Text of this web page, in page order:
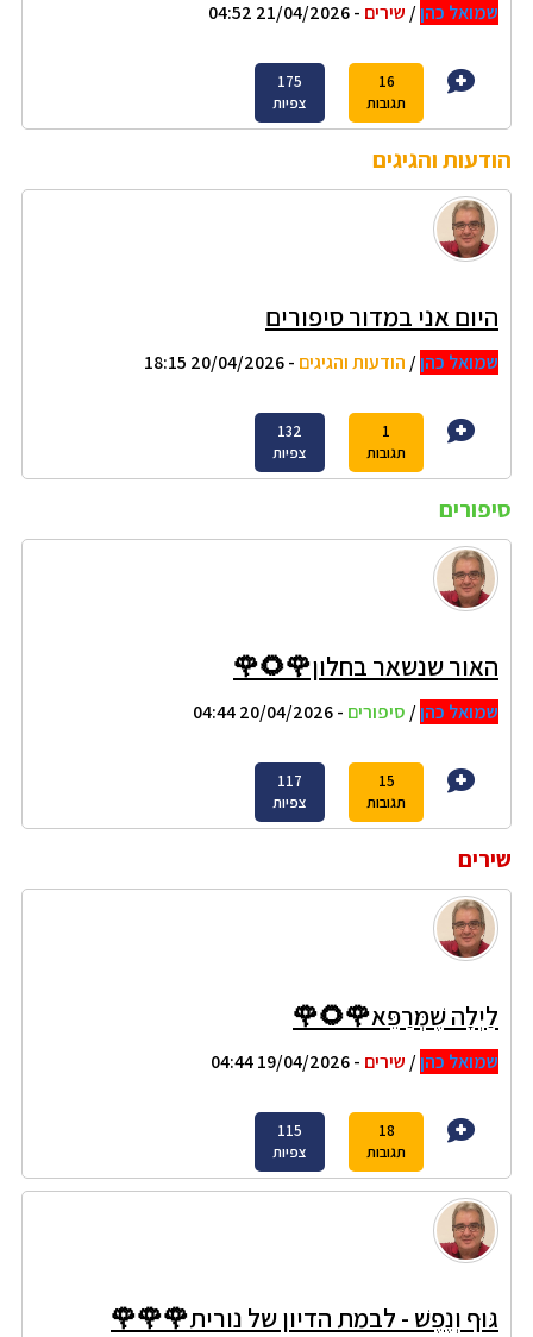
שמואל כהן/ שירים - 21/04/2026 04:52
16
תגובות
175
צפיות
הודעות והגיגים
היום אני במדור סיפורים
שמואל כהן/ הודעות והגיגים - 20/04/2026 18:15
1
תגובות
132
צפיות
סיפורים
האור שנשאר בחלון🌹🌻🌹
שמואל כהן/ סיפורים - 20/04/2026 04:44
15
תגובות
117
צפיות
שירים
לַיְלָה שֶׁמְּרַפֵּא🌹🌻🌹
שמואל כהן/ שירים - 19/04/2026 04:44
18
תגובות
115
צפיות
גּוּף וְנֶפֶשׁ - לבמת הדיון של נורית🌹🌹🌹